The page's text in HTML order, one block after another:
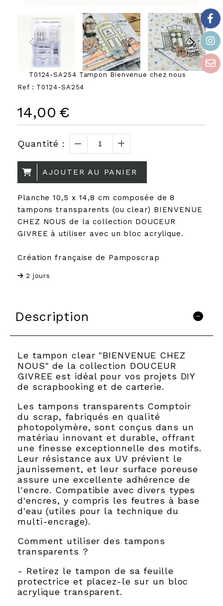
T0124-SA254 Tampon Bienvenue chez nous
Ref : T0124-SA254
14,00 €
Quantité :
AJOUTER AU PANIER
Planche 10,5 x 14,8 cm composée de 8
tampons transparents (ou clear) BIENVENUE
CHEZ NOUS de la collection DOUCEUR
GIVREE à utiliser avec un bloc acrylique.
Création française de Pamposcrap
2 jours
Description
Le tampon clear "BIENVENUE CHEZ
NOUS" de la collection DOUCEUR
GIVREE est idéal pour vos projets DIY
de scrapbooking et de carterie.
Les tampons transparents Comptoir
du scrap, fabriqués en qualité
photopolymère, sont conçus dans un
matériau innovant et durable, offrant
une finesse exceptionnelle des motifs.
Leur résistance aux UV prévient le
jaunissement, et leur surface poreuse
assure une excellente adhérence de
l'encre. Compatible avec divers types
d'encres, y compris les feutres à base
d'eau (utiles pour la technique du
multi-encrage).
Comment utiliser des tampons
transparents ?
- Retirez le tampon de sa feuille
protectrice et placez-le sur un bloc
acrylique transparent.